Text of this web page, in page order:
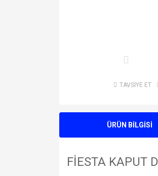
TAVSİYE ET
ÜRÜN BİLGİSİ
FİESTA KAPUT